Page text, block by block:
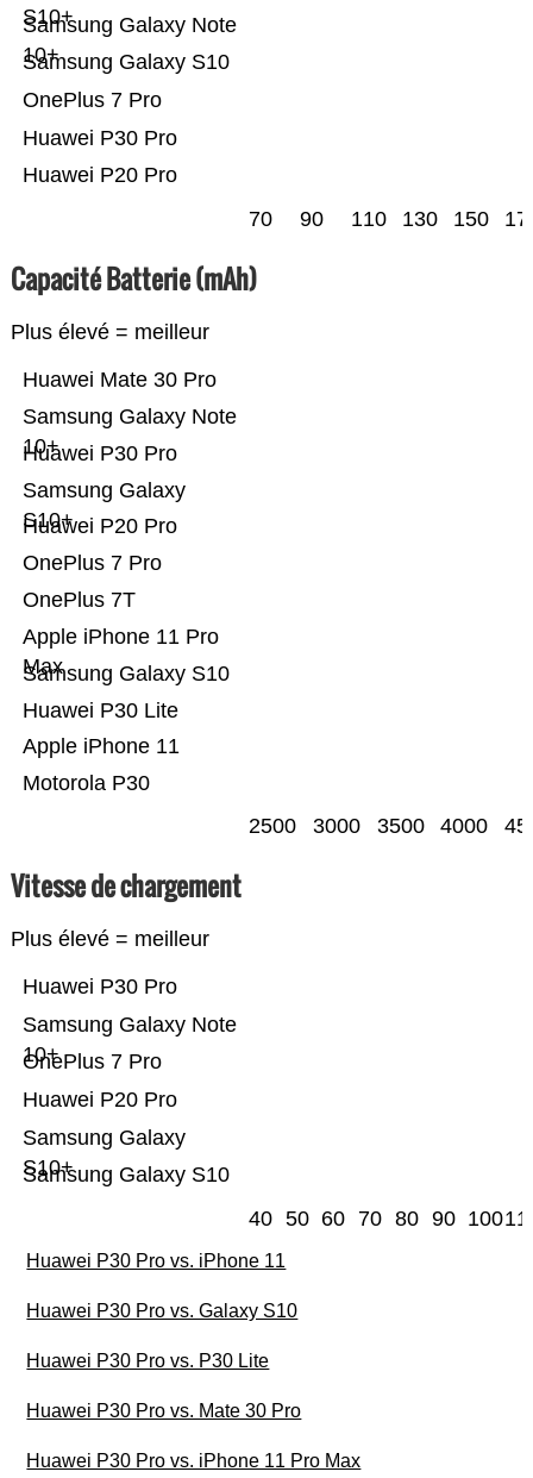
Huawei P20 Pro
Huawei P30 Pro
OnePlus 7 Pro
Samsung Galaxy S10
Samsung Galaxy Note
10+
S10+
70 90 110 130 150
Capacité Batterie (mAh)
Plus élevé = meilleur
Motorola P30
Apple iPhone 11
Huawei P30 Lite
Samsung Galaxy S10
Apple iPhone 11 Pro
Max
OnePlus 7T
OnePlus 7 Pro
Huawei P20 Pro
Samsung Galaxy
S10+
Huawei P30 Pro
Samsung Galaxy Note
10+
Huawei Mate 30 Pro
2500 3000 3500 4000
Vitesse de chargement
Plus élevé = meilleur
Samsung Galaxy S10
Samsung Galaxy
S10+
Huawei P20 Pro
OnePlus 7 Pro
Samsung Galaxy Note
10+
Huawei P30 Pro
40 50 60 70 80 90 100
Huawei P30 Pro vs. iPhone 11
Huawei P30 Pro vs. Galaxy S10
Huawei P30 Pro vs. P30 Lite
Huawei P30 Pro vs. Mate 30 Pro
Huawei P30 Pro vs. iPhone 11 Pro Max